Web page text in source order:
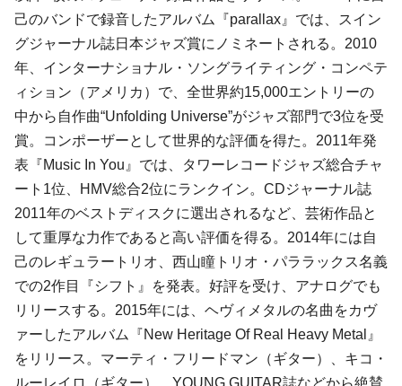
己のバンドで録音したアルバム『parallax』では、スイン
グジャーナル誌日本ジャズ賞にノミネートされる。2010
年、インターナショナル・ソングライティング・コンペテ
ィション（アメリカ）で、全世界約15,000エントリーの
中から自作曲“Unfolding Universe”がジャズ部門で3位を受
賞。コンポーザーとして世界的な評価を得た。2011年発
表『Music In You』では、タワーレコードジャズ総合チャ
ート1位、HMV総合2位にランクイン。CDジャーナル誌
2011年のベストディスクに選出されるなど、芸術作品と
して重厚な力作であると高い評価を得る。2014年には自
己のレギュラートリオ、西山瞳トリオ・パララックス名義
での2作目『シフト』を発表。好評を受け、アナログでも
リリースする。2015年には、ヘヴィメタルの名曲をカヴ
ァーしたアルバム『New Heritage Of Real Heavy Metal 』
をリリース。マーティ・フリードマン（ギター）、キコ・
ルーレイロ（ギター）、YOUNG GUITAR誌などから絶賛